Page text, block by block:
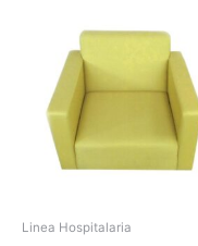
Linea Hospitalaria